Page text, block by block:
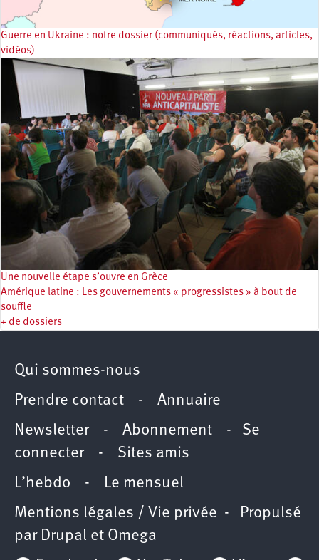
Guerre en Ukraine : notre dossier (communiqués, réactions, articles,
vidéos)
Une nouvelle étape s’ouvre en Grèce
Amérique latine : Les gouvernements « progressistes » à bout de
souffle
+ de dossiers
Qui sommes-nous
Prendre contact - Annuaire
Newsletter - Abonnement - Se
connecter- Sites amis
L’hebdo - Le mensuel
Mentions légales / Vie privée - Propulsé
par Drupal et Omega